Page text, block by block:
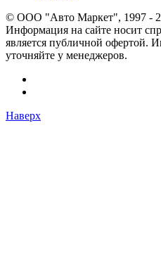
© OOO "Авто Маркет", 1997 -
Информация на сайте носит
является публичной офертой.
уточняйте у менеджеров.
Наверх